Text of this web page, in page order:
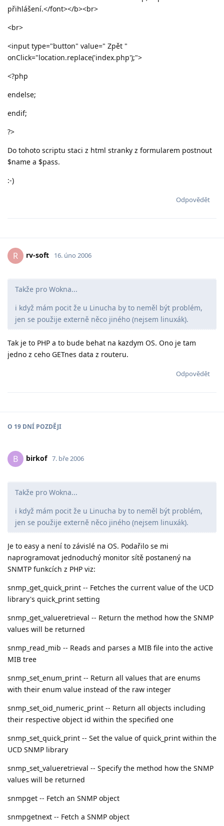
přihlášení.</font></b><br>
<br>
<input type="button" value=" Zpět "
onClick="location.replace('index.php');">
<?php
endelse;
endif;
?>
Do tohoto scriptu staci z html stranky z formularem postnout
$name a $pass.
:-)
Odpovědět
R rv-soft 16. úno 2006
Takže pro Wokna...
i když mám pocit že u Linucha by to neměl být problém,
jen se použije externě něco jiného (nejsem linuxák).
Tak je to PHP a to bude behat na kazdym OS. Ono je tam
jedno z ceho GETnes data z routeru.
Odpovědět
O 19 DNÍ POZDĚJI
B birkof 7. bře 2006
Takže pro Wokna...
i když mám pocit že u Linucha by to neměl být problém,
jen se použije externě něco jiného (nejsem linuxák).
Je to easy a není to závislé na OS. Podařilo se mi
naprogramovat jednoduchý monitor sítě postanený na
SNMTP funkcích z PHP viz:
snmp_get_quick_print -- Fetches the current value of the UCD
library's quick_print setting
snmp_get_valueretrieval -- Return the method how the SNMP
values will be returned
snmp_read_mib -- Reads and parses a MIB file into the active
MIB tree
snmp_set_enum_print -- Return all values that are enums
with their enum value instead of the raw integer
snmp_set_oid_numeric_print -- Return all objects including
their respective object id within the specified one
snmp_set_quick_print -- Set the value of quick_print within the
UCD SNMP library
snmp_set_valueretrieval -- Specify the method how the SNMP
values will be returned
snmpget -- Fetch an SNMP object
snmpgetnext -- Fetch a SNMP object